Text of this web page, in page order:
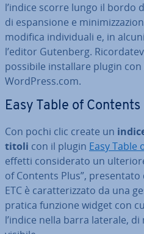
l’indice scorre lungo il bordo
di espan­sio­ne e
modifica in­di­vi­dua­li e, in
l’editor Gutenberg.
possibile in­stal­la­re plugin
WordPress.com.
Easy Table of Contents
Con pochi clic create un
titoli con il plugin Easy Table
effetti con­si­de­ra­to un
of Contents Plus”,
ETC è ca­rat­te­riz­za­to da una
pratica funzione widget con
l’indice nella barra laterale,